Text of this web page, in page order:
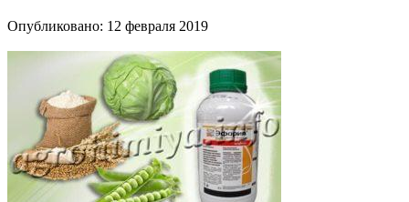
Опубликовано: 12 февраля 2019